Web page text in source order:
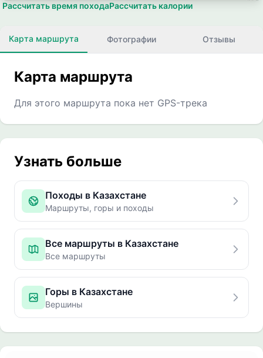
Рассчитать время походаРассчитать калории
Карта маршрута Фотографии Отзывы
Карта маршрута
Для этого маршрута пока нет GPS-трека
Узнать больше
Походы в Казахстане
Маршруты, горы и походы
Все маршруты в Казахстане
Все маршруты
Горы в Казахстане
Вершины